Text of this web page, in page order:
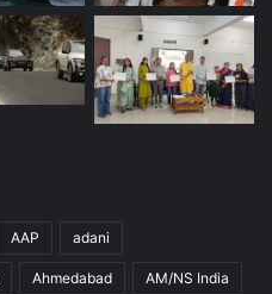
AAP adani
Ahmedabad AM/NS India